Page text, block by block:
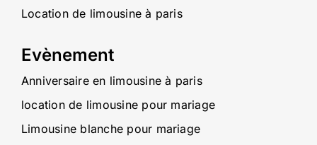
Location de limousine à paris
Evènement
Anniversaire en limousine à paris
location de limousine pour mariage
Limousine blanche pour mariage